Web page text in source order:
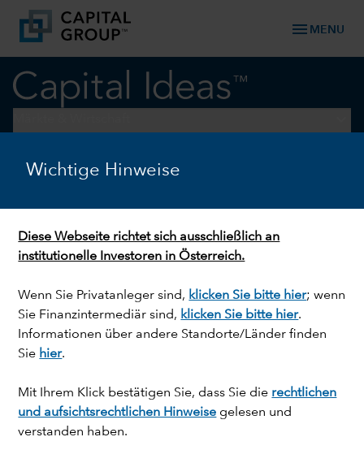
Wichtige Hinweise
Diese Webseite richtet sich ausschließlich an
institutionelle Investoren in Österreich.
Wenn Sie Privatanleger sind, klicken Sie bitte hier; wenn
Sie Finanzintermediär sind, klicken Sie bitte hier.
Informationen über andere Standorte/Länder finden
Sie hier.
Mit Ihrem Klick bestätigen Sie, dass Sie die rechtlichen
und aufsichtsrechtlichen Hinweise gelesen und
verstanden haben.
menu MENU
VERSORGER
Energieknappheit